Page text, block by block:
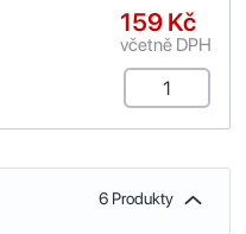
159 Kč
včetně DPH
6 Produkty